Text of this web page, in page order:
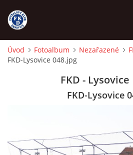
ÚVOD
FKD B
Úvod Fotoalbum Nezařazené
FKD-Lysovice 048.jpg
FKD - Lysovice
FKD-Lysovice